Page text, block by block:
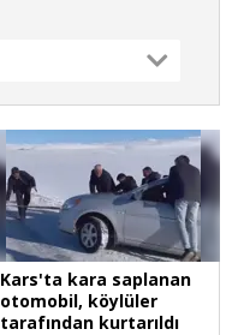
Kars'ta kara saplanan
otomobil, köylüler
tarafından kurtarıldı